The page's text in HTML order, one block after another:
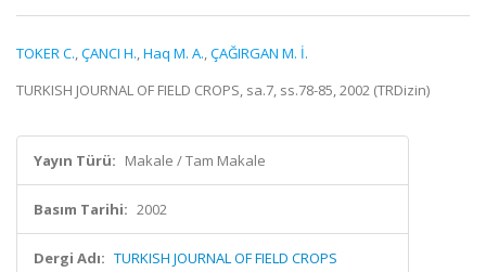
TOKER C.,ÇANCI H.,Haq M. A.,ÇAĞIRGAN M. İ.
TURKISH JOURNAL OF FIELD CROPS, sa.7, ss.78-85, 2002 (TRDizin)
Yayın Türü: Makale / Tam Makale
Basım Tarihi: 2002
Dergi Adı: TURKISH JOURNAL OF FIELD CROPS